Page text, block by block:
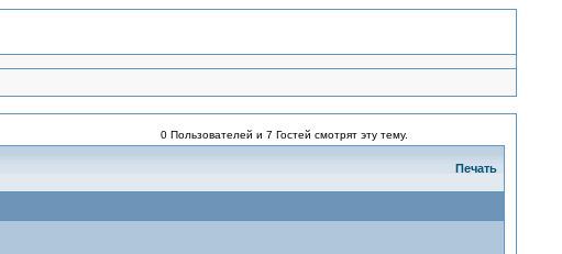
0 Пользователей и 7 Гостей смотрят эту тему.
Печать